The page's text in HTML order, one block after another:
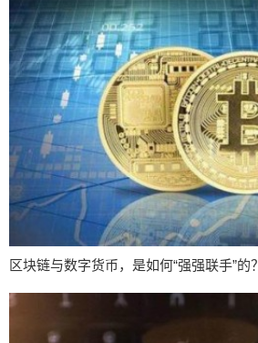
区块链与数字货币，是如何“强强联手”的？